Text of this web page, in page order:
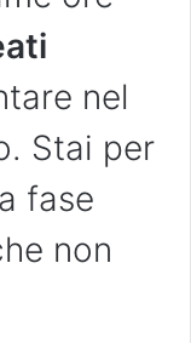
nel
Stai per
fase
non